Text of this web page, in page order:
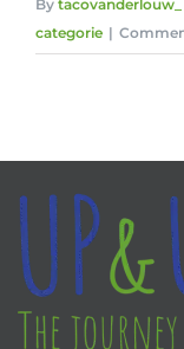
By tacovanderlouw_
categorie |